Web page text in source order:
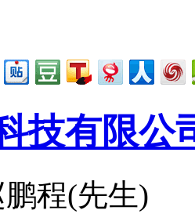
技有限公
鹏程(先生)